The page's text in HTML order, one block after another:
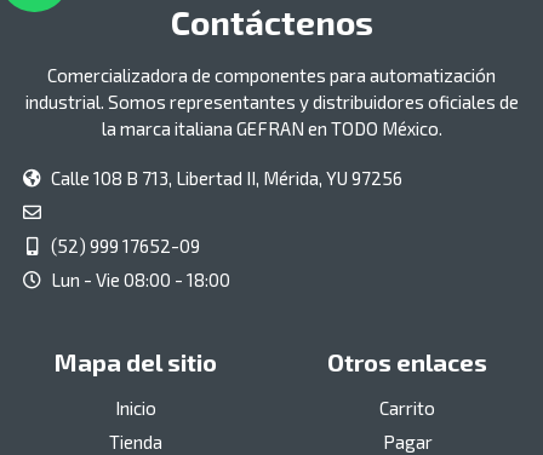
Contáctenos
Comercializadora de componentes para automatización
industrial. Somos representantes y distribuidores oficiales de
la marca italiana GEFRAN en TODO México.
Calle 108 B 713, Libertad II, Mérida, YU 97256
(52) 999 17652-09
Lun - Vie 08:00 - 18:00
Mapa del sitio
Inicio
Tienda
Otros enlaces
Carrito
Pagar